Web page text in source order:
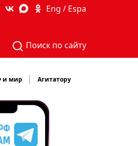
Eng / Espa
Поиск по сайту
и мир Агитатору